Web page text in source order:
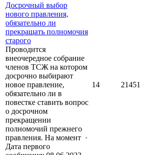
Досрочный выбор
нового правления,
обязательно ли
прекращать полномочия
старого
Проводится
внеочередное собрание
членов ТСЖ на котором
досрочно выбирают
новое правление,
обязательно ли в
повестке ставить вопрос
о досрочном
прекращении
полномочий прежнего
правления. На момент ·
Дата первого
14 21451